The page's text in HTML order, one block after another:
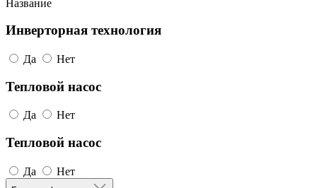
Название
Инверторная технология
Да Нет
Тепловой насос
Да Нет
Тепловой насос
Да Нет